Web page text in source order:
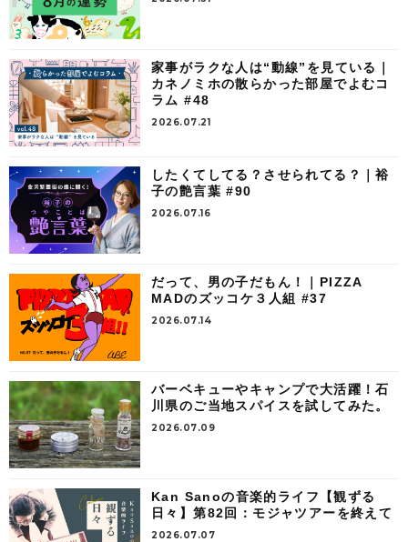
家事がラクな人は“動線”を見ている｜
カネノミホの散らかった部屋でよむコ
ラム #48
2026.07.21
したくてしてる？させられてる？｜裕
子の艶言葉 #90
2026.07.16
だって、男の子だもん！｜PIZZA
MADのズッコケ３人組 #37
2026.07.14
バーベキューやキャンプで大活躍！石
川県のご当地スパイスを試してみた。
2026.07.09
Kan Sanoの音楽的ライフ【観ずる
日々】第82回：モジャツアーを終えて
2026.07.07